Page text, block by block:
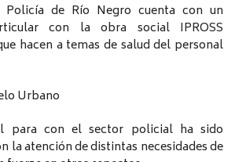
de Río Negro cuenta con un
con la obra social IPROSS
hacen a temas de salud del personal
Urbano
para con el sector policial ha sido
la atención de distintas necesidades de